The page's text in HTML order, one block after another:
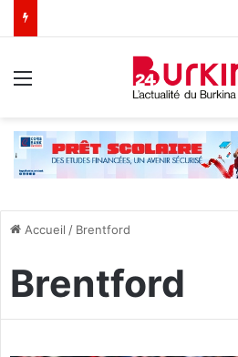
Accueil / Brentford
Brentford